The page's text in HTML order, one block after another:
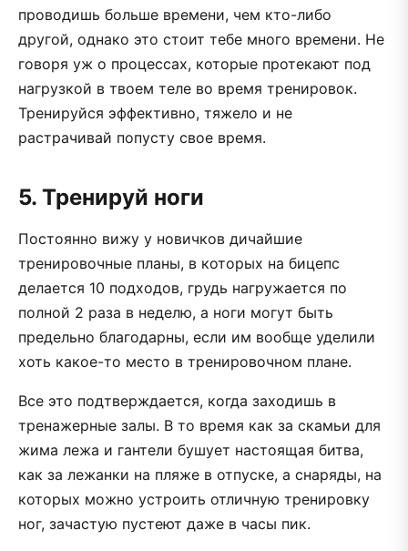
проводишь больше времени, чем кто-либо
другой, однако это стоит тебе много времени. Не
говоря уж о процессах, которые протекают под
нагрузкой в твоем теле во время тренировок.
Тренируйся эффективно, тяжело и не
растрачивай попусту свое время.
5. Тренируй ноги
Постоянно вижу у новичков дичайшие
тренировочные планы, в которых на бицепс
делается 10 подходов, грудь нагружается по
полной 2 раза в неделю, а ноги могут быть
предельно благодарны, если им вообще уделили
хоть какое-то место в тренировочном плане.
Все это подтверждается, когда заходишь в
тренажерные залы. В то время как за скамьи для
жима лежа и гантели бушует настоящая битва,
как за лежанки на пляже в отпуске, а снаряды, на
которых можно устроить отличную тренировку
ног, зачастую пустеют даже в часы пик.